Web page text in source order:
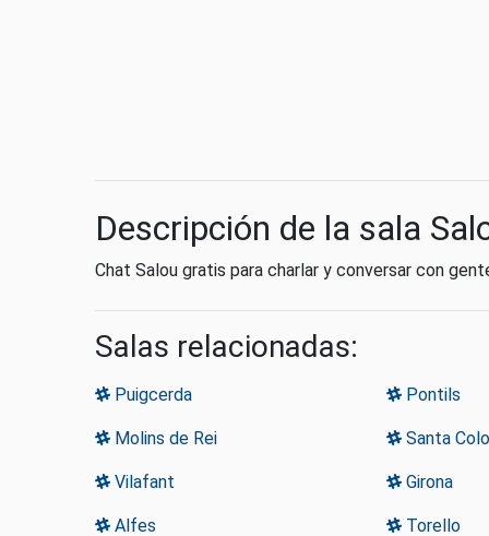
Descripción de la sala
Chat Salou gratis para charlar y conversar con
Salas relacionadas:
Puigcerda Pontils
Molins de Rei Santa
Vilafant Girona
Alfes Torello